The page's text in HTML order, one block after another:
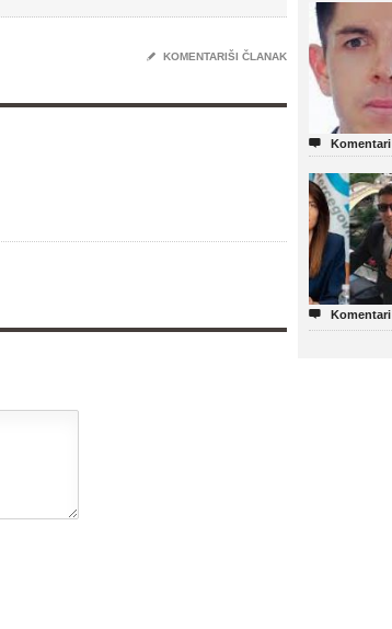
✎ KOMENTARIŠI ČLANAK
 Komentari
 Komentari